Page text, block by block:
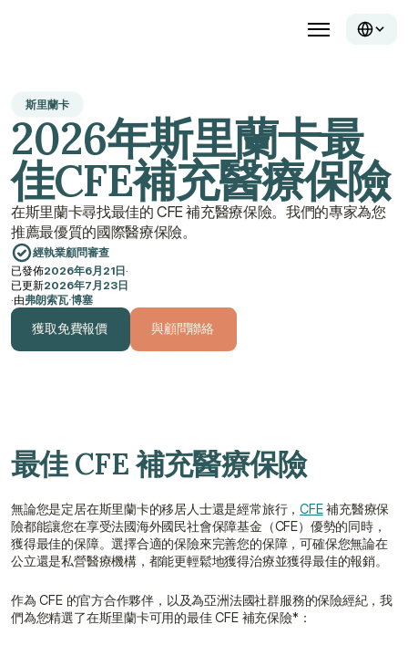
斯里蘭卡
2026年斯里蘭卡最
佳CFE補充醫療保險
在斯里蘭卡尋找最佳的 CFE 補充醫療保險。我們的專家為您
推薦最優質的國際醫療保險。
經執業顧問審查
已發佈2026年6月21日·
已更新2026年7月23日
·由弗朗索瓦·博塞
獲取免費報價 與顧問聯絡
最佳 CFE 補充醫療保險
無論您是定居在斯里蘭卡的移居人士還是經常旅行，CFE 補充醫療保
險都能讓您在享受法國海外國民社會保障基金（CFE）優勢的同時，
獲得最佳的保障。選擇合適的保險來完善您的保障，可確保您無論在
公立還是私營醫療機構，都能更輕鬆地獲得治療並獲得最佳的報銷。
作為 CFE 的官方合作夥伴，以及為亞洲法國社群服務的保險經紀，我
們為您精選了在斯里蘭卡可用的最佳 CFE 補充保險*：